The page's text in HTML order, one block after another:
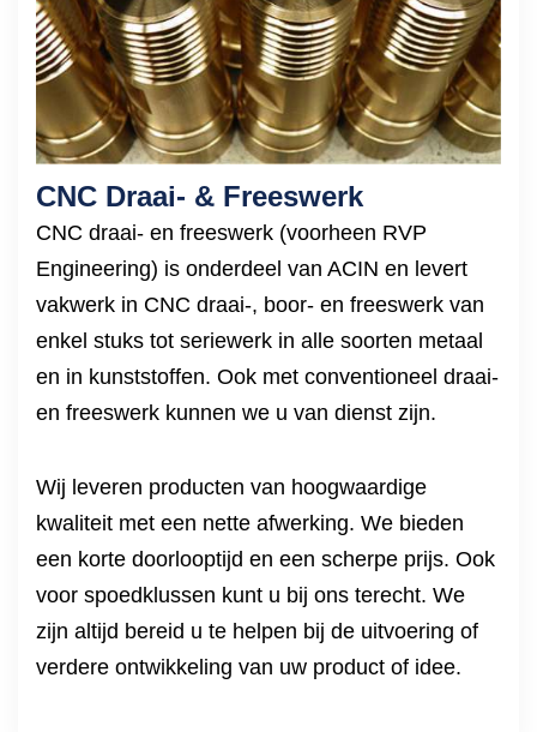
CNC Draai- & Freeswerk
CNC draai- en freeswerk (voorheen RVP
Engineering) is onderdeel van ACIN en levert
vakwerk in CNC draai-, boor- en freeswerk van
enkel stuks tot seriewerk in alle soorten metaal
en in kunststoffen. Ook met conventioneel draai-
en freeswerk kunnen we u van dienst zijn.
Wij leveren producten van hoogwaardige
kwaliteit met een nette afwerking. We bieden
een korte doorlooptijd en een scherpe prijs. Ook
voor spoedklussen kunt u bij ons terecht. We
zijn altijd bereid u te helpen bij de uitvoering of
verdere ontwikkeling van uw product of idee.